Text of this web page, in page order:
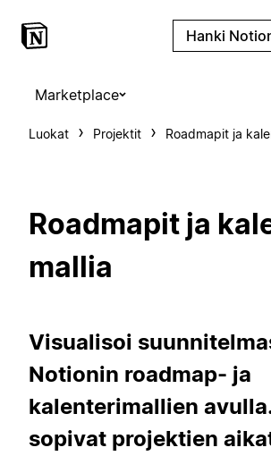
Hanki
Marketplace
Luokat Projektit Roadmapit ja
Roadmapit ja
mallia
Visualisoi
Notionin roadmap- ja
kalenterimallien
sopivat projektien